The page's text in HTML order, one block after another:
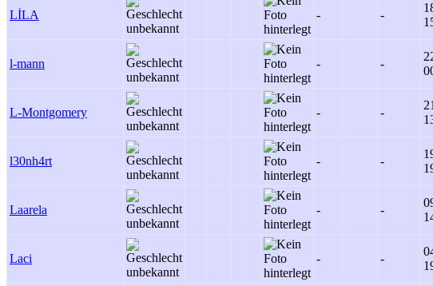
LİLA - -
l-mann - -
L-Montgomery - -
l30nh4rt - -
Laarela - -
Laci - -